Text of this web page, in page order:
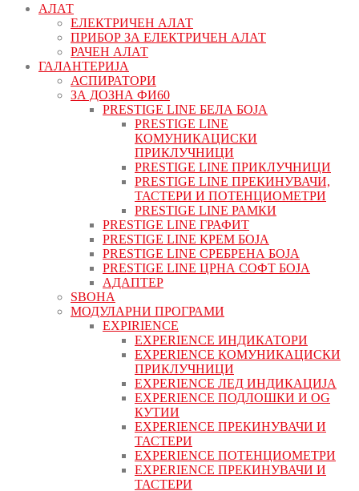
АЛАТ
ЕЛЕКТРИЧЕН АЛАТ
ПРИБОР ЗА ЕЛЕКТРИЧЕН АЛАТ
РАЧЕН АЛАТ
ГАЛАНТЕРИЈА
АСПИРАТОРИ
ЗА ДОЗНА ФИ60
PRESTIGE LINE БЕЛА БОЈА
PRESTIGE LINE
КОМУНИКАЦИСКИ
ПРИКЛУЧНИЦИ
PRESTIGE LINE ПРИКЛУЧНИЦИ
PRESTIGE LINE ПРЕКИНУВАЧИ,
ТАСТЕРИ И ПОТЕНЦИОМЕТРИ
PRESTIGE LINE РАМКИ
PRESTIGE LINE ГРАФИТ
PRESTIGE LINE КРЕМ БОЈА
PRESTIGE LINE СРЕБРЕНА БОЈА
PRESTIGE LINE ЦРНА СОФТ БОЈА
АДАПТЕР
ЅВОНА
МОДУЛАРНИ ПРОГРАМИ
EXPIRIENCE
EXPERIENCE ИНДИКАТОРИ
EXPERIENCE КОМУНИКАЦИСКИ
ПРИКЛУЧНИЦИ
EXPERIENCE ЛЕД ИНДИКАЦИЈА
EXPERIENCE ПОДЛОШКИ И OG
КУТИИ
EXPERIENCE ПРЕКИНУВАЧИ И
ТАСТЕРИ
EXPERIENCE ПОТЕНЦИОМЕТРИ
EXPERIENCE ПРЕКИНУВАЧИ И
ТАСТЕРИ